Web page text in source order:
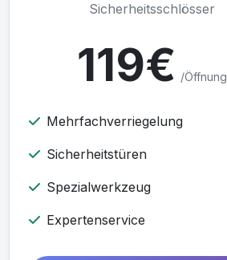
Sicherheitsschlösser
119€ /Öffnung
Mehrfachverriegelung
Sicherheitstüren
Spezialwerkzeug
Expertenservice